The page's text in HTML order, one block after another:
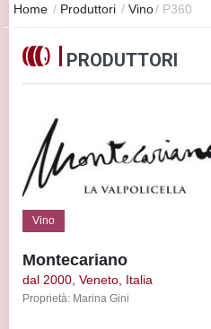
Home / Produttori / Vino/ P360
PRODUTTORI
Vino
Montecariano
dal 2000, Veneto, Italia
Proprietà: Marina Gini